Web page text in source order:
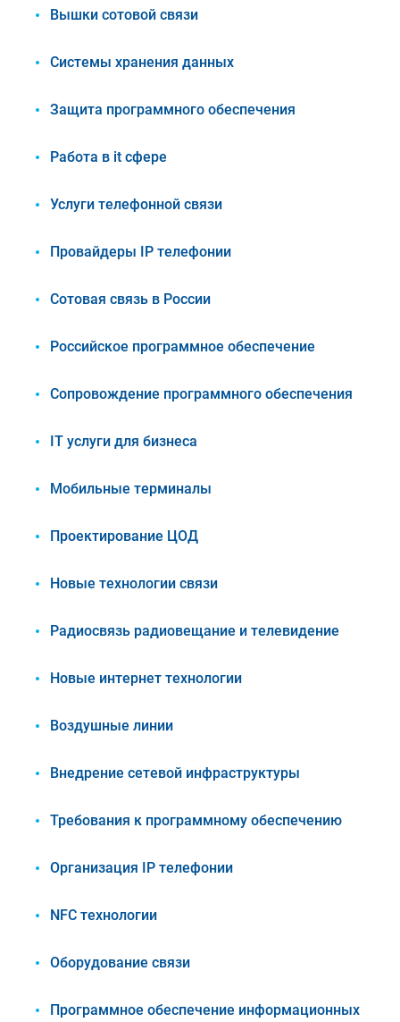
Вышки сотовой связи
Системы хранения данных
Защита программного обеспечения
Работа в it сфере
Услуги телефонной связи
Провайдеры IP телефонии
Сотовая связь в России
Российское программное обеспечение
Сопровождение программного обеспечения
IT услуги для бизнеса
Мобильные терминалы
Проектирование ЦОД
Новые технологии связи
Радиосвязь радиовещание и телевидение
Новые интернет технологии
Воздушные линии
Внедрение сетевой инфраструктуры
Требования к программному обеспечению
Организация IP телефонии
NFC технологии
Оборудование связи
Программное обеспечение информационных